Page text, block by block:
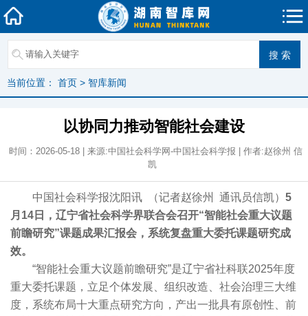
当前位置： 首页 > 智库新闻
以协同力推动智能社会建设
时间：2026-05-18 | 来源:中国社会科学网-中国社会科学报 | 作者:赵徐州 信
凯
中国社会科学报沈阳讯 （记者赵徐州 通讯员信凯） 5
月14日，辽宁省社会科学界联合会召开“智能社会重大议题
前瞻研究”课题成果汇报会，系统复盘重大委托课题研究成
效。
“智能社会重大议题前瞻研究”是辽宁省社科联2025年度
重大委托课题，立足个体发展、组织改造、社会治理三大维
度，系统布局十大重点研究方向，产出一批具有原创性、前